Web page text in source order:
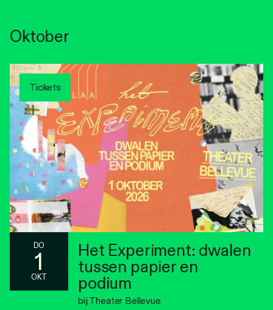
Oktober
Tickets
DO
1
OKT
Het Experiment: dwalen
tussen papier en
podium
bij Theater Bellevue